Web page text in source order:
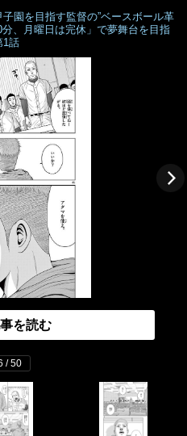
子園を目指す監督の”ベースボール革
、月曜日は完休」で夢舞台を目指
話
を読む
/ 50